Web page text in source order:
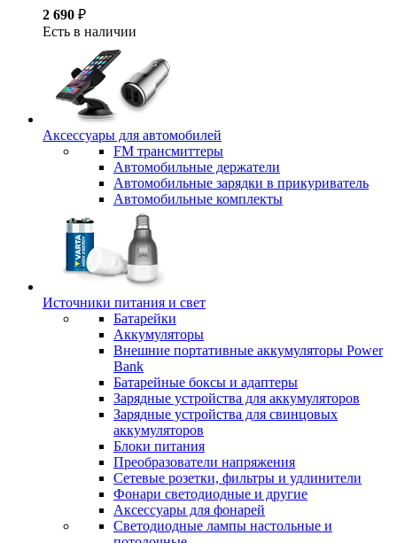
2 690 ₽
Есть в наличии
Аксессуары для автомобилей
FM трансмиттеры
Автомобильные держатели
Автомобильные зарядки в прикуриватель
Автомобильные комплекты
Источники питания и свет
Батарейки
Аккумуляторы
Внешние портативные аккумуляторы Power
Bank
Батарейные боксы и адаптеры
Зарядные устройства для аккумуляторов
Зарядные устройства для свинцовых
аккумуляторов
Блоки питания
Преобразователи напряжения
Сетевые розетки, фильтры и удлинители
Фонари светодиодные и другие
Аксессуары для фонарей
Светодиодные лампы настольные и